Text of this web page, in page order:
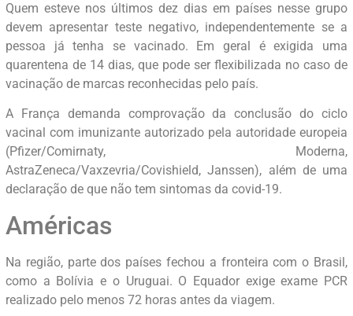
Quem esteve nos últimos dez dias em países nesse grupo
devem apresentar teste negativo, independentemente se a
pessoa já tenha se vacinado. Em geral é exigida uma
quarentena de 14 dias, que pode ser flexibilizada no caso de
vacinação de marcas reconhecidas pelo país.
A França demanda comprovação da conclusão do ciclo
vacinal com imunizante autorizado pela autoridade europeia
(Pfizer/Comirnaty, Moderna,
AstraZeneca/Vaxzevria/Covishield, Janssen), além de uma
declaração de que não tem sintomas da covid-19.
Américas
Na região, parte dos países fechou a fronteira com o Brasil,
como a Bolívia e o Uruguai. O Equador exige exame PCR
realizado pelo menos 72 horas antes da viagem.